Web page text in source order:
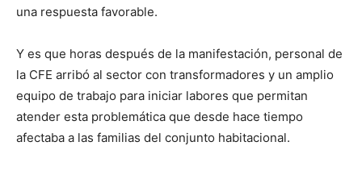
una respuesta favorable.
Y es que horas después de la manifestación, personal de
la CFE arribó al sector con transformadores y un amplio
equipo de trabajo para iniciar labores que permitan
atender esta problemática que desde hace tiempo
afectaba a las familias del conjunto habitacional.